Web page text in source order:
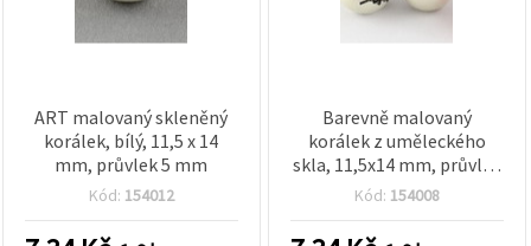
ART malovaný skleněný
korálek, bílý, 11,5 x 14
mm, průvlek 5 mm
Kód: 154012
Barevně malovaný
korálek z uměleckého
skla, 11,5x14 mm, průvlek
5 mm – mix barev – ideální
Kód: 154008